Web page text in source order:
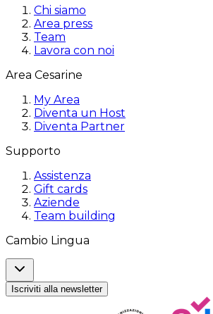
Chi siamo
Area press
Team
Lavora con noi
Area Cesarine
My Area
Diventa un Host
Diventa Partner
Supporto
Assistenza
Gift cards
Aziende
Team building
Cambio Lingua
Iscriviti alla newsletter